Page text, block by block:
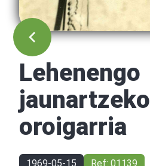
Lehenengo
jaunartzeko
oroigarria
1969-05-15 Ref: 01139